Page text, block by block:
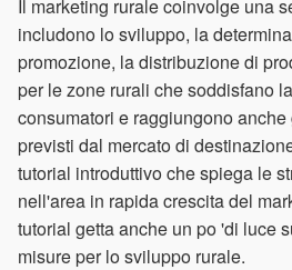
Il marketing rurale coinvolge una
includono lo sviluppo, la
promozione, la distribuzione di
per le zone rurali che soddisfano
consumatori e raggiungono
previsti dal mercato di
tutorial introduttivo che spiega le
nell'area in rapida crescita del
tutorial getta anche un po 'di luce
misure per lo sviluppo rurale.